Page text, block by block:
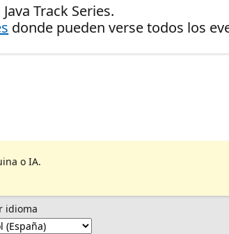
Track Series.
donde pueden verse todos los
o IA.
idioma